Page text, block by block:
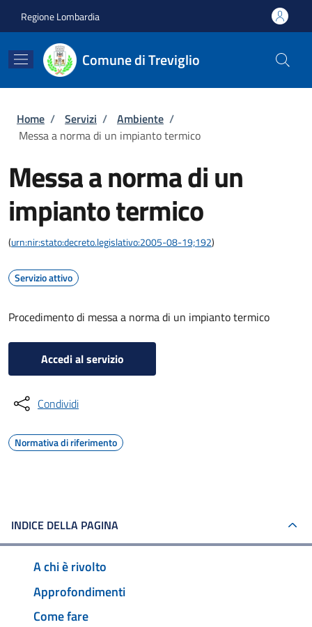
Regione Lombardia
Comune di Treviglio
Briciole di pane
Home / Servizi / Ambiente /
Messa a norma di un impianto termico
Messa a norma di un
impianto termico
(urn:nir:stato:decreto.legislativo:2005-08-19;192)
Servizio attivo
Procedimento di messa a norma di un impianto termico
Accedi al servizio
Condividi
Normativa di riferimento
INDICE DELLA PAGINA
A chi è rivolto
Approfondimenti
Come fare